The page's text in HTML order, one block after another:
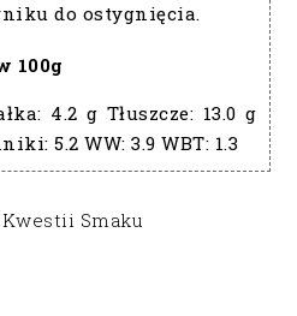
do ostygnięcia.
100g
4.2 g Tłuszcze: 13.0 g
5.2 WW:3.9 WBT: 1.3
Smaku